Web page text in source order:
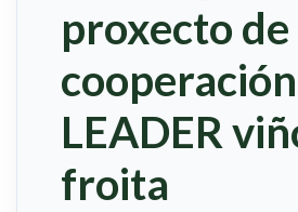
proxecto de
cooperación
LEADER
froita